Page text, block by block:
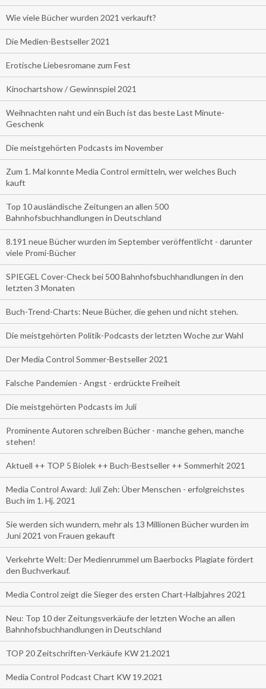
Wie viele Bücher wurden 2021 verkauft?
Die Medien-Bestseller 2021
Erotische Liebesromane zum Fest
Kinochartshow / Gewinnspiel 2021
Weihnachten naht und ein Buch ist das beste Last Minute-
Geschenk
Die meistgehörten Podcasts im November
Zum 1. Mal konnte Media Control ermitteln, wer welches Buch
kauft
Top 10 ausländische Zeitungen an allen 500
Bahnhofsbuchhandlungen in Deutschland
8.191 neue Bücher wurden im September veröffentlicht - darunter
viele Promi-Bücher
SPIEGEL Cover-Check bei 500 Bahnhofsbuchhandlungen in den
letzten 3 Monaten
Buch-Trend-Charts: Neue Bücher, die gehen und nicht stehen.
Die meistgehörten Politik-Podcasts der letzten Woche zur Wahl
Der Media Control Sommer-Bestseller 2021
Falsche Pandemien - Angst - erdrückte Freiheit
Die meistgehörten Podcasts im Juli
Prominente Autoren schreiben Bücher - manche gehen, manche
stehen!
Aktuell ++ TOP 5 Biolek ++ Buch-Bestseller ++ Sommerhit 2021
Media Control Award: Juli Zeh: Über Menschen - erfolgreichstes
Buch im 1. Hj. 2021
Sie werden sich wundern, mehr als 13 Millionen Bücher wurden im
Juni 2021 von Frauen gekauft
Verkehrte Welt: Der Medienrummel um Baerbocks Plagiate fördert
den Buchverkauf.
Media Control zeigt die Sieger des ersten Chart-Halbjahres 2021
Neu: Top 10 der Zeitungsverkäufe der letzten Woche an allen
Bahnhofsbuchhandlungen in Deutschland
TOP 20 Zeitschriften-Verkäufe KW 21.2021
Media Control Podcast Chart KW 19.2021